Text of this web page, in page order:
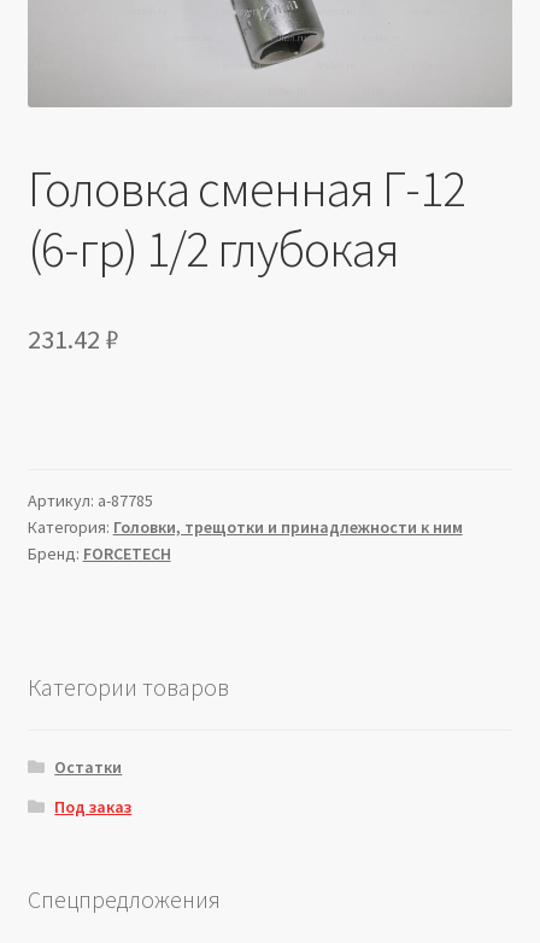
Головка сменная Г-12
(6-гр) 1/2 глубокая
231.42 ₽
Артикул: a-87785
Категория: Головки, трещотки и принадлежности к ним
Бренд: FORCETECH
Категории товаров
Остатки
Под заказ
Спецпредложения